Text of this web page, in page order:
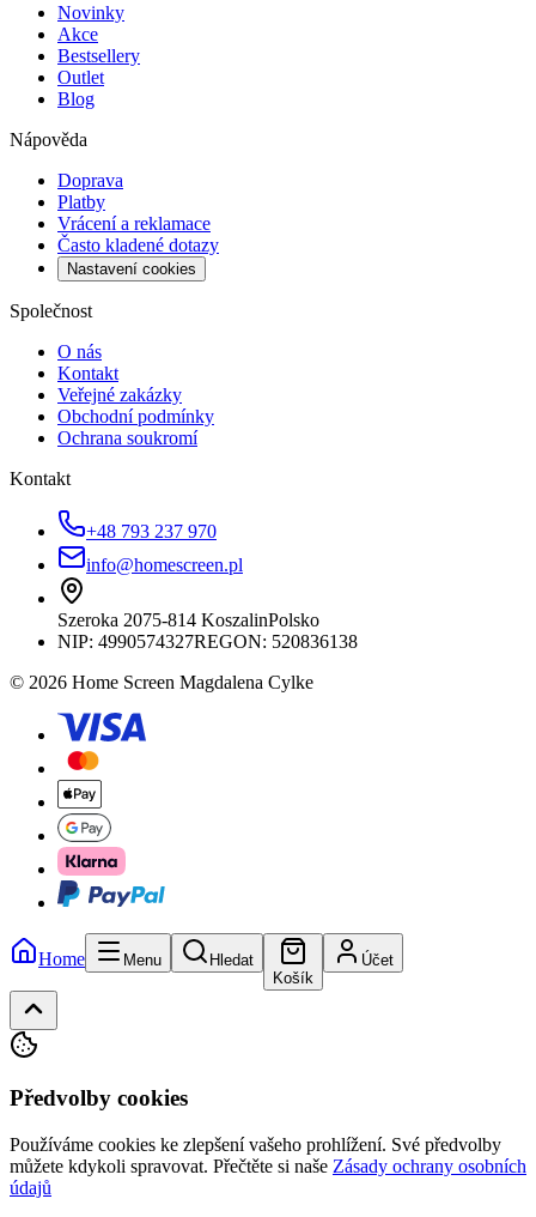
Novinky
Akce
Bestsellery
Outlet
Blog
Nápověda
Doprava
Platby
Vrácení a reklamace
Často kladené dotazy
Nastavení cookies
Společnost
O nás
Kontakt
Veřejné zakázky
Obchodní podmínky
Ochrana soukromí
Kontakt
+48 793 237 970
info@homescreen.pl
Szeroka 2075-814 KoszalinPolsko
NIP: 4990574327REGON: 520836138
© 2026 Home Screen Magdalena Cylke
Home Menu
Hledat
Košík
Účet
Předvolby cookies
Používáme cookies ke zlepšení vašeho prohlížení. Své předvolby
můžete kdykoli spravovat. Přečtěte si naše Zásady ochrany osobních
údajů